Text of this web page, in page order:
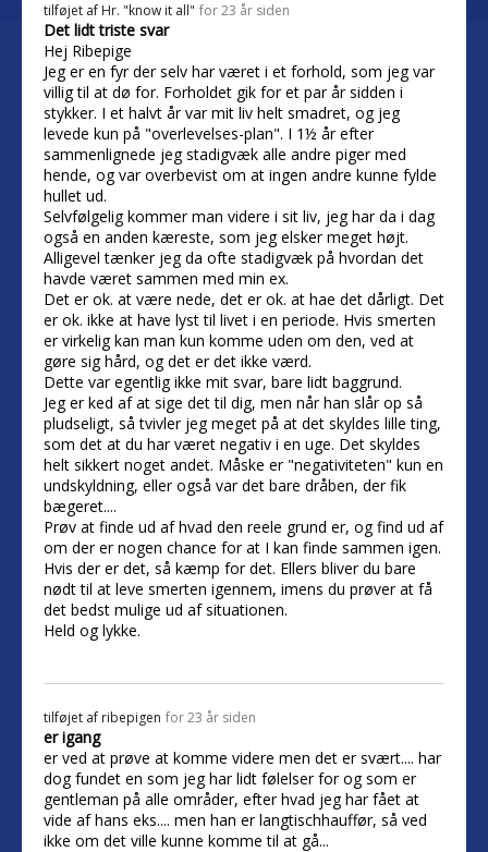
tilføjet af Hr. "know it all" for 23 år siden
Det lidt triste svar
Hej Ribepige
Jeg er en fyr der selv har været i et forhold, som jeg var
villig til at dø for. Forholdet gik for et par år sidden i
stykker. I et halvt år var mit liv helt smadret, og jeg
levede kun på "overlevelses-plan". I 1½ år efter
sammenlignede jeg stadigvæk alle andre piger med
hende, og var overbevist om at ingen andre kunne fylde
hullet ud.
Selvfølgelig kommer man videre i sit liv, jeg har da i dag
også en anden kæreste, som jeg elsker meget højt.
Alligevel tænker jeg da ofte stadigvæk på hvordan det
havde været sammen med min ex.
Det er ok. at være nede, det er ok. at hae det dårligt. Det
er ok. ikke at have lyst til livet i en periode. Hvis smerten
er virkelig kan man kun komme uden om den, ved at
gøre sig hård, og det er det ikke værd.
Dette var egentlig ikke mit svar, bare lidt baggrund.
Jeg er ked af at sige det til dig, men når han slår op så
pludseligt, så tvivler jeg meget på at det skyldes lille ting,
som det at du har været negativ i en uge. Det skyldes
helt sikkert noget andet. Måske er "negativiteten" kun en
undskyldning, eller også var det bare dråben, der fik
bægeret....
Prøv at finde ud af hvad den reele grund er, og find ud af
om der er nogen chance for at I kan finde sammen igen.
Hvis der er det, så kæmp for det. Ellers bliver du bare
nødt til at leve smerten igennem, imens du prøver at få
det bedst mulige ud af situationen.
Held og lykke.
tilføjet af ribepigen for 23 år siden
er igang
er ved at prøve at komme videre men det er svært.... har
dog fundet en som jeg har lidt følelser for og som er
gentleman på alle områder, efter hvad jeg har fået at
vide af hans eks.... men han er langtischhauffør, så ved
ikke om det ville kunne komme til at gå...